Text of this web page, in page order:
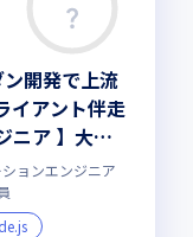
開発で上流
イアント伴走
ニア 】大手
残業少・福
ョンエンジニア